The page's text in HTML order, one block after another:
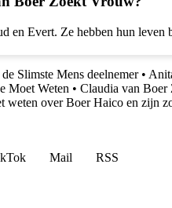
Evert. Ze hebben hun
Slimste Mens deelnemer•
Moet Weten • Claudia van
weten over Boer Haico en zijn
Mail
RSS